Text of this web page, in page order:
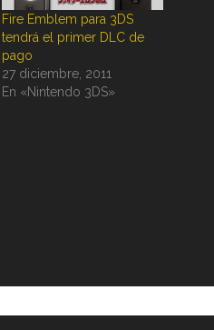
Fire Emblem para 3DS
tendrá el primer DLC de
pago
27 diciembre, 2011
En «Nintendo 3DS»